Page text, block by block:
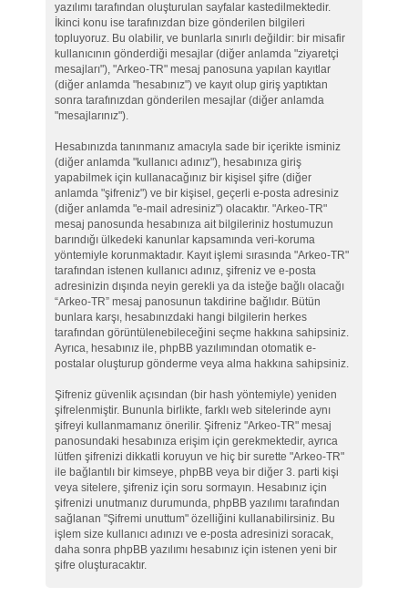
yazılımı tarafından oluşturulan sayfalar kastedilmektedir.
İkinci konu ise tarafınızdan bize gönderilen bilgileri
topluyoruz. Bu olabilir, ve bunlarla sınırlı değildir: bir misafir
kullanıcının gönderdiği mesajlar (diğer anlamda "ziyaretçi
mesajları"), "Arkeo-TR" mesaj panosuna yapılan kayıtlar
(diğer anlamda "hesabınız") ve kayıt olup giriş yaptıktan
sonra tarafınızdan gönderilen mesajlar (diğer anlamda
"mesajlarınız").
Hesabınızda tanınmanız amacıyla sade bir içerikte isminiz
(diğer anlamda "kullanıcı adınız"), hesabınıza giriş
yapabilmek için kullanacağınız bir kişisel şifre (diğer
anlamda "şifreniz") ve bir kişisel, geçerli e-posta adresiniz
(diğer anlamda "e-mail adresiniz") olacaktır. "Arkeo-TR"
mesaj panosunda hesabınıza ait bilgileriniz hostumuzun
barındığı ülkedeki kanunlar kapsamında veri-koruma
yöntemiyle korunmaktadır. Kayıt işlemi sırasında "Arkeo-TR"
tarafından istenen kullanıcı adınız, şifreniz ve e-posta
adresinizin dışında neyin gerekli ya da isteğe bağlı olacağı
“Arkeo-TR” mesaj panosunun takdirine bağlıdır. Bütün
bunlara karşı, hesabınızdaki hangi bilgilerin herkes
tarafından görüntülenebileceğini seçme hakkına sahipsiniz.
Ayrıca, hesabınız ile, phpBB yazılımından otomatik e-
postalar oluşturup gönderme veya alma hakkına sahipsiniz.
Şifreniz güvenlik açısından (bir hash yöntemiyle) yeniden
şifrelenmiştir. Bununla birlikte, farklı web sitelerinde aynı
şifreyi kullanmamanız önerilir. Şifreniz "Arkeo-TR" mesaj
panosundaki hesabınıza erişim için gerekmektedir, ayrıca
lütfen şifrenizi dikkatli koruyun ve hiç bir surette "Arkeo-TR"
ile bağlantılı bir kimseye, phpBB veya bir diğer 3. parti kişi
veya sitelere, şifreniz için soru sormayın. Hesabınız için
şifrenizi unutmanız durumunda, phpBB yazılımı tarafından
sağlanan "Şifremi unuttum" özelliğini kullanabilirsiniz. Bu
işlem size kullanıcı adınızı ve e-posta adresinizi soracak,
daha sonra phpBB yazılımı hesabınız için istenen yeni bir
şifre oluşturacaktır.